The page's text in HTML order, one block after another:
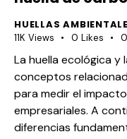
HUELLAS
11K Views 0 Likes 0
La huella ecológica y
conceptos
para medir el
empresariales. A
diferencias